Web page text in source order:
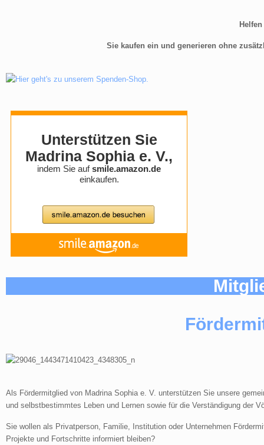
Sie kaufen ein und generieren ohne
Als Fördermitglied von Madrina Sophia e. V. unterstützen Sie unsere
und selbstbestimmtes Leben und Lernen sowie für die Verständigung der
Sie wollen als Privatperson, Familie, Institution oder Unternehmen
Projekte und Fortschritte informiert bleiben?